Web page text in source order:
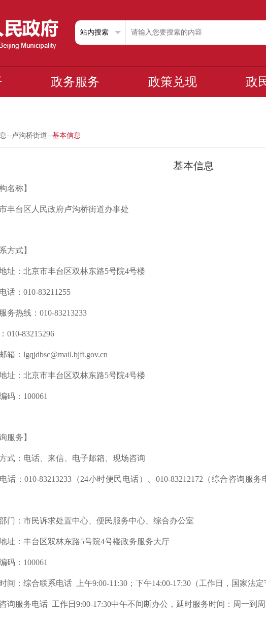
政务服务 政策兑现 政
--卢沟桥街道--基本信息
基本信息
名称】
丰台区人民政府卢沟桥街道办事处
方式】
址：北京市丰台区双林东路5号院4号楼
话：010-83211255
务热线：010-83213233
010-83215296
箱：lgqjdbsc@mail.bjft.gov.cn
址：北京市丰台区双林东路5号院4号楼
码：100061
服务】
式：电话、来信、电子邮箱、现场咨询
话：010-83213233（24小时便民电话）、010-83212172（综合咨询服
门：市民诉求处置中心、便民服务中心、 综合办公室
址：丰台区双林东路5号院4号楼政务服务大厅
码：100061
间：综合联系电话 上午9:00-11:30；下午14:00-17:30（工作日，国家法定
询服务电话 工作日9:00-17:30中午不间断办公，延时服务时间：周一到周